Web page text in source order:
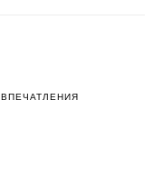
ВПЕЧАТЛЕНИЯ